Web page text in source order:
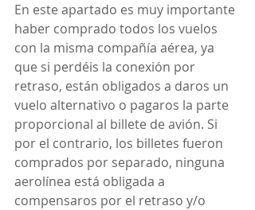
En este apartado es muy importante
haber comprado todos los vuelos
con la misma compañía aérea, ya
que si perdéis la conexión por
retraso, están obligados a daros un
vuelo alternativo o pagaros la parte
proporcional al billete de avión. Si
por el contrario, los billetes fueron
comprados por separado, ninguna
aerolínea está obligada a
compensaros por el retraso y/o